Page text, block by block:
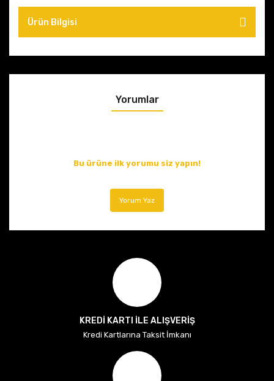
Ürün Bilgisi
Yorumlar
Bu ürüne ilk yorumu siz yapın!
Yorum Yaz
KREDİ KARTI İLE ALIŞVERİŞ
Kredi Kartlarına Taksit İmkanı